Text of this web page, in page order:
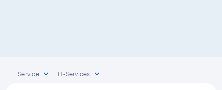
Service IT-Services